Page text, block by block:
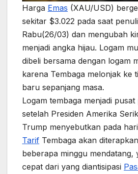
Harga Emas (XAU/USD)
sekitar $3.022 pada saat
Rabu(26/03) dan mengubah
menjadi angka hijau. Logam
dibeli bersama dengan logam
karena Tembaga melonjak ke
baru sepanjang masa.
Logam tembaga menjadi
setelah Presiden Amerika
Trump menyebutkan pada
Tarif Tembaga akan
beberapa minggu mendatang,
cepat dari yang diantisipasi